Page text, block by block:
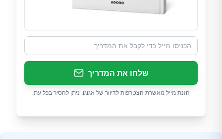
שלחו את המדריך
הזנת מייל מאשרת הצטרפות לדיוור של אגוגו. ניתן להסיר בכל עת.